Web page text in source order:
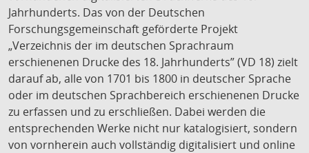
Jahrhunderts. Das von der Deutschen
Forschungsgemeinschaft geförderte Projekt
„Verzeichnis der im deutschen Sprachraum
erschienenen Drucke des 18. Jahrhunderts” (VD 18) zielt
darauf ab, alle von 1701 bis 1800 in deutscher Sprache
oder im deutschen Sprachbereich erschienenen Drucke
zu erfassen und zu erschließen. Dabei werden die
entsprechenden Werke nicht nur katalogisiert, sondern
von vornherein auch vollständig digitalisiert und online